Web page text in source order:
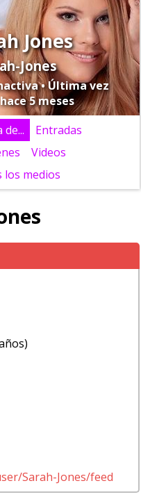
Jones
Jones
• Última vez
5 meses
de...
Entradas
Videos
los medios
2 años)
Sarah-Jones/feed